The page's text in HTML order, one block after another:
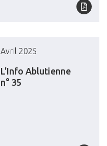
Avril 2025
L'Info Ablutienne
n° 35